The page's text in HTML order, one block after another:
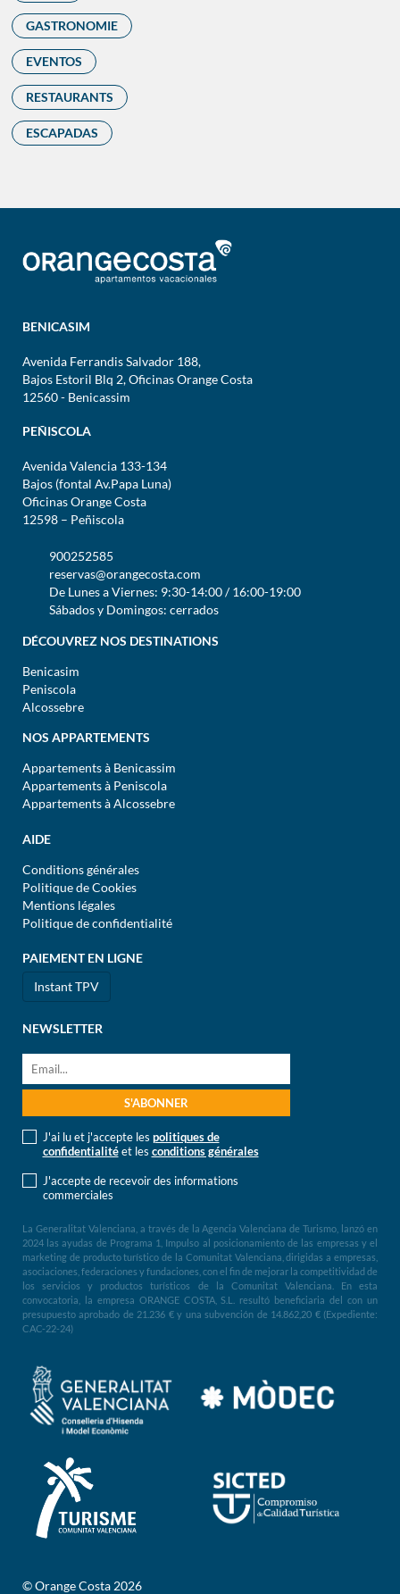
GASTRONOMIE
EVENTOS
RESTAURANTS
ESCAPADAS
BENICASIM
Avenida Ferrandis Salvador 188,
Bajos Estoril Blq 2, Oficinas Orange Costa
12560 - Benicassim
PEÑISCOLA
Avenida Valencia 133-134
Bajos (fontal Av.Papa Luna)
Oficinas Orange Costa
12598 – Peñiscola
900252585
reservas@orangecosta.com
De Lunes a Viernes: 9:30-14:00 / 16:00-19:00
Sábados y Domingos: cerrados
DÉCOUVREZ NOS DESTINATIONS
Benicasim
Peniscola
Alcossebre
NOS APPARTEMENTS
Appartements à Benicassim
Appartements à Peniscola
Appartements à Alcossebre
AIDE
Conditions générales
Politique de Cookies
Mentions légales
Politique de confidentialité
PAIEMENT EN LIGNE
Instant TPV
NEWSLETTER
J'ai lu et j'accepte les politiques de
confidentialitéet les conditions générales
J'accepte de recevoir des informations
commerciales
La Generalitat Valenciana, a través de la Agencia Valenciana de Turismo, lanzó en
2024 las ayudas de Programa 1, Impulso al posicionamiento de las empresas y el
marketing de producto turístico de la Comunitat Valenciana, dirigidas a empresas,
asociaciones, federaciones y fundaciones, con el fin de mejorar la competitividad de
los servicios y productos turísticos de la Comunitat Valenciana. En esta
convocatoria, la empresa ORANGE COSTA, S.L. resultó beneficiaria del con un
presupuesto aprobado de 21.236 € y una subvención de 14.862,20 € (Expediente:
CAC-22-24)
© Orange Costa 2026